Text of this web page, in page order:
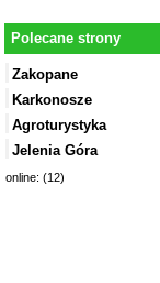
Polecane strony
Zakopane
Karkonosze
Agroturystyka
Jelenia Góra
online: (12)